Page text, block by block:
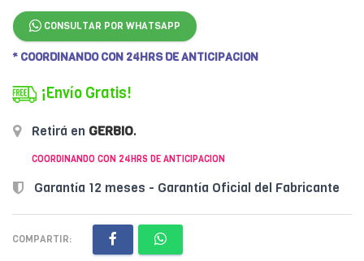
CONSULTAR POR WHATSAPP
* COORDINANDO CON 24HRS DE ANTICIPACION
¡Envío Gratis!
Retirá en GERBIO.
COORDINANDO CON 24HRS DE ANTICIPACION
Garantía 12 meses - Garantía Oficial del Fabricante
COMPARTIR: